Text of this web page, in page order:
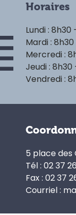
Horaires
Lundi : 8h30
Mardi : 8h30
Mercredi :
Jeudi : 8h30
Vendredi :
5 place des
Tél : 02 37
Fax : 02 37
Courriel :